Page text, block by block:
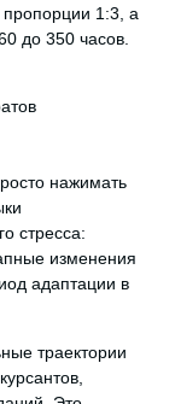
пропорции 1:3, а
до 350 часов.
нажимать
стресса:
изменения
адаптации в
траектории